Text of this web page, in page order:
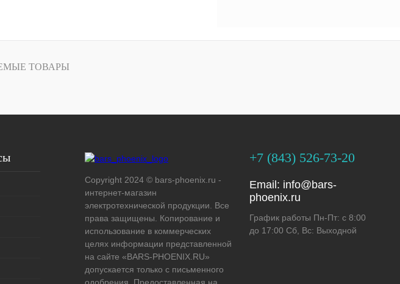
ТОВАРЫ
Copyright 2024 © bars-phoenix.ru -
интернет-магазин
электротехнической продукции. Все
права защищены. Копирование и
использование в коммерческих
целях информации представленной
на сайте «BARS-PHOENIX.RU»
допускается только с письменного
одобрения. Предоставленная на
+7 (843) 526-73-20
Email: info@bars-
phoenix.ru
График работы Пн-Пт: с 8:00
до 17:00 Сб, Вс: Выходной